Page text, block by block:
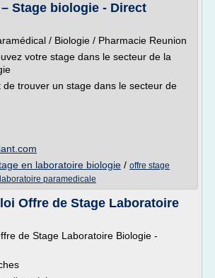
Stage biologie - Direct
/ Biologie / Pharmacie Reunion
votre stage dans le secteur de la
de trouver un stage dans le secteur de
en laboratoire biologie / offre stage
paramedicale
Offre de Stage Laboratoire
de Stage Laboratoire Biologie -